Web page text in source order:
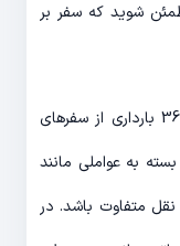
شوید که سفر بر
به طور کلی توصیه می شود پس از هفته 36 بارداری از سفرهای
به عواملی مانند
نقل متفاوت باشد. در